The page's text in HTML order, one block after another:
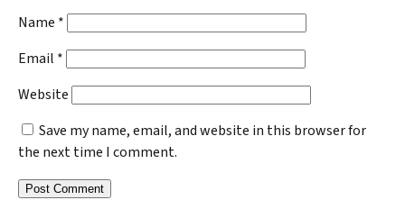
Name *
Email *
Website
Save my name, email, and website in this browser for
the next time I comment.